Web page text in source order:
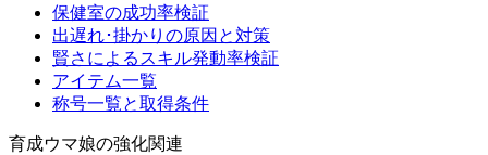
保健室の成功率検証
出遅れ･掛かりの原因と対策
賢さによるスキル発動率検証
アイテム一覧
称号一覧と取得条件
育成ウマ娘の強化関連